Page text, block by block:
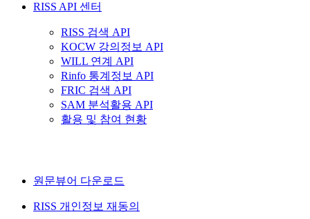
RISS API 센터
RISS 검색 API
KOCW 강의정보 API
WILL 연계 API
Rinfo 통계정보 API
FRIC 검색 API
SAM 분석활용 API
활용 및 참여 현황
원문뷰어 다운로드
RISS 개인정보 재동의